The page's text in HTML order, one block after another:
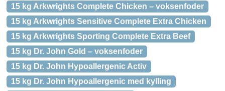
15 kg Arkwrights Complete Chicken – voksenfoder
15 kg Arkwrights Sensitive Complete Extra Chicken
15 kg Arkwrights Sporting Complete Extra Beef
15 kg Dr. John Gold – voksenfoder
15 kg Dr. John Hypoallergenic Activ
15 kg Dr. John Hypoallergenic med kylling